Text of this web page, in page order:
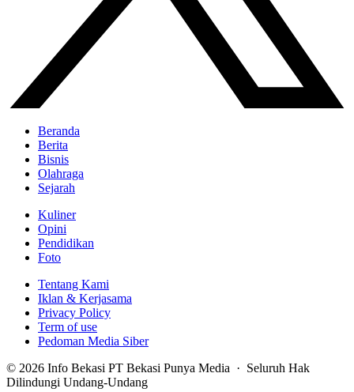
Beranda
Berita
Bisnis
Olahraga
Sejarah
Kuliner
Opini
Pendidikan
Foto
Tentang Kami
Iklan & Kerjasama
Privacy Policy
Term of use
Pedoman Media Siber
© 2026 Info Bekasi PT Bekasi Punya Media · Seluruh Hak
Dilindungi Undang-Undang